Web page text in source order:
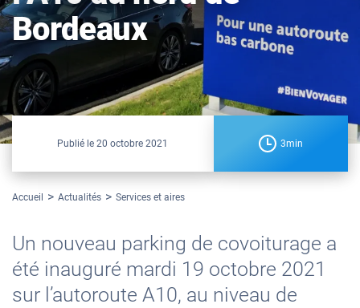
Bordeaux
Publié le20 octobre 2021 3min
Accueil Actualités Services et aires
Un nouveau parking de covoiturage a
été inauguré mardi 19 octobre 2021
sur l’autoroute A10, au niveau de